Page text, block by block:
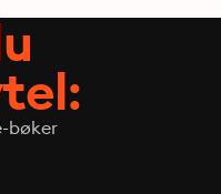
bøker